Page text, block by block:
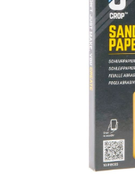
CROP GoldX Strisce
Scegli un numero